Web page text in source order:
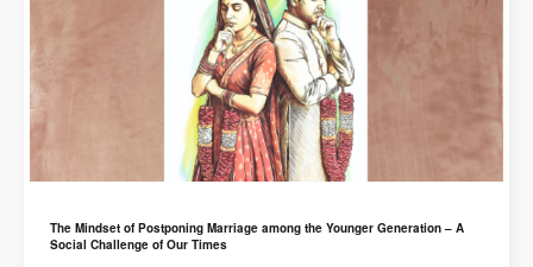
The Mindset of Postponing Marriage among the Younger Generation – A
Social Challenge of Our Times